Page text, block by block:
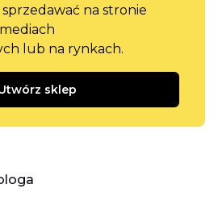
na stronie
lub na rynkach.
sklep